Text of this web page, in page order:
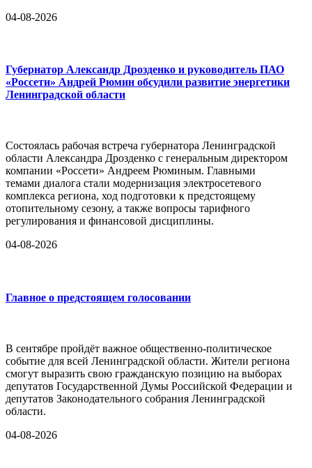
04-08-2026
Губернатор Александр Дрозденко и руководитель ПАО
«Россети» Андрей Рюмин обсудили развитие энергетики
Ленинградской области
Состоялась рабочая встреча губернатора Ленинградской
области Александра Дрозденко с генеральным директором
компании «Россети» Андреем Рюминым. Главными
темами диалога стали модернизация электросетевого
комплекса региона, ход подготовки к предстоящему
отопительному сезону, а также вопросы тарифного
регулирования и финансовой дисциплины.
04-08-2026
Главное о предстоящем голосовании
В сентябре пройдёт важное общественно-политическое
событие для всей Ленинградской области. Жители региона
смогут выразить свою гражданскую позицию на выборах
депутатов Государственной Думы Российской Федерации и
депутатов Законодательного собрания Ленинградской
области.
04-08-2026